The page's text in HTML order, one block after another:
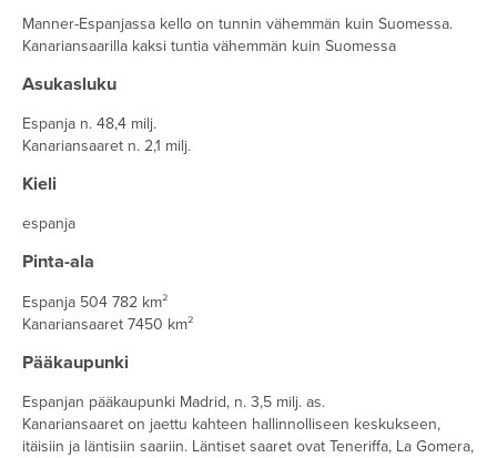
Manner-Espanjassa kello on tunnin vähemmän kuin Suomessa.
Kanariansaarilla kaksi tuntia vähemmän kuin Suomessa
Asukasluku
Espanja n. 48,4 milj.
Kanariansaaret n. 2,1 milj.
Kieli
espanja
Pinta-ala
Espanja 504 782 km²
Kanariansaaret 7450 km²
Pääkaupunki
Espanjan pääkaupunki Madrid, n. 3,5 milj. as.
Kanariansaaret on jaettu kahteen hallinnolliseen keskukseen,
itäisiin ja läntisiin saariin. Läntiset saaret ovat Teneriffa, La Gomera,